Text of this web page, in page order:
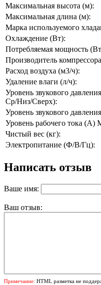
Максимальная высота (м):
Максимальная длина (м):
Марка используемого
Охлаждение (Вт):
Потребляемая мощность
Производитель
Расход воздуха (м3/ч):
Удаление влаги (л/ч):
Уровень звукового
Ср/Низ/Сверх):
Уровень звукового
Уровень рабочего тока
Чистый вес (кг):
Электропитание (Ф/В/Гц):
Написать отзыв
Ваше имя:
Ваш отзыв:
Примечание: HTML разметка не